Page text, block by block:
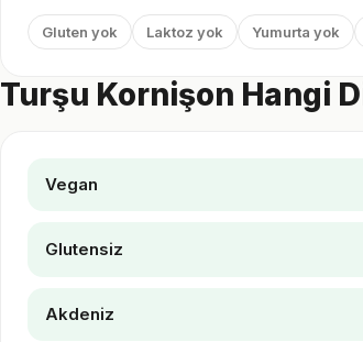
Gluten yok Laktoz yok Yumurta yok
Turşu Kornişon Hangi
Vegan
Glutensiz
Akdeniz